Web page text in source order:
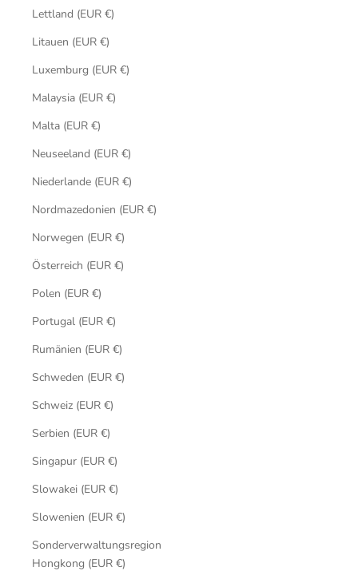
Lettland (EUR €)
Litauen (EUR €)
Luxemburg (EUR €)
Malaysia (EUR €)
Malta (EUR €)
Neuseeland (EUR €)
Niederlande (EUR €)
Nordmazedonien (EUR €)
Norwegen (EUR €)
Österreich (EUR €)
Polen (EUR €)
Portugal (EUR €)
Rumänien (EUR €)
Schweden (EUR €)
Schweiz (EUR €)
Serbien (EUR €)
Singapur (EUR €)
Slowakei (EUR €)
Slowenien (EUR €)
Sonderverwaltungsregion
Hongkong (EUR €)